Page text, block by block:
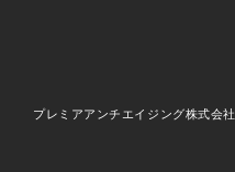
プレミアアンチエイジング株式会社